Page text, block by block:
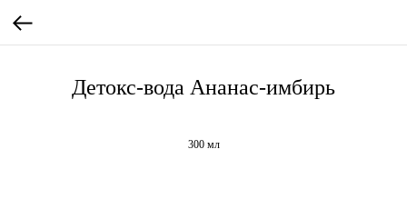
Детокс-вода Ананас-имбирь
300 мл